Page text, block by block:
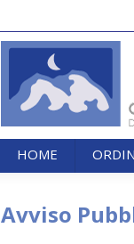
HOME
Avviso